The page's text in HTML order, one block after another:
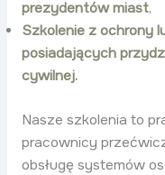
prezydentów miast,
Szkolenie z ochrony
posiadających
cywilnej.
Nasze szkolenia to
pracownicy
obsługę systemów